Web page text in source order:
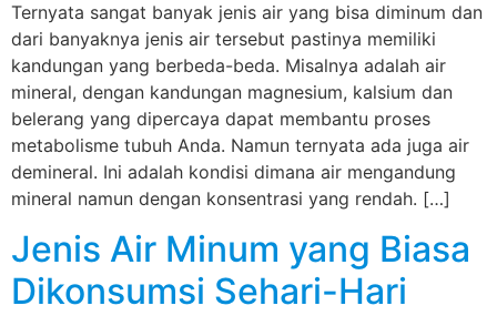
Ternyata sangat banyak jenis air yang bisa diminum dan
dari banyaknya jenis air tersebut pastinya memiliki
kandungan yang berbeda-beda. Misalnya adalah air
mineral, dengan kandungan magnesium, kalsium dan
belerang yang dipercaya dapat membantu proses
metabolisme tubuh Anda. Namun ternyata ada juga air
demineral. Ini adalah kondisi dimana air mengandung
mineral namun dengan konsentrasi yang rendah. […]
Jenis Air Minum yang Biasa
Dikonsumsi Sehari-Hari